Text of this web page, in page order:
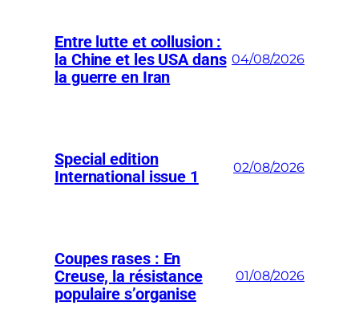
Entre lutte et collusion :
la Chine et les USA dans
la guerre en Iran
04/08/2026
Special edition
International issue 1
02/08/2026
Coupes rases : En
Creuse, la résistance
populaire s’organise
01/08/2026